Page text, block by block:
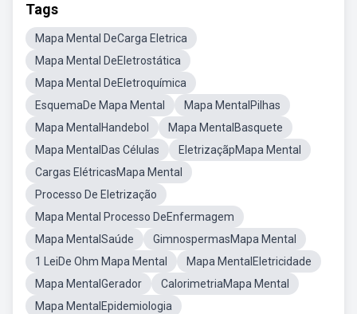
Tags
Mapa Mental DeCarga Eletrica
Mapa Mental DeEletrostática
Mapa Mental DeEletroquímica
EsquemaDe Mapa Mental
Mapa MentalPilhas
Mapa MentalHandebol
Mapa MentalBasquete
Mapa MentalDas Células
EletrizaçãpMapa Mental
Cargas ElétricasMapa Mental
Processo De Eletrização
Mapa Mental Processo DeEnfermagem
Mapa MentalSaúde
GimnospermasMapa Mental
1 LeiDe Ohm Mapa Mental
Mapa MentalEletricidade
Mapa MentalGerador
CalorimetriaMapa Mental
Mapa MentalEpidemiologia